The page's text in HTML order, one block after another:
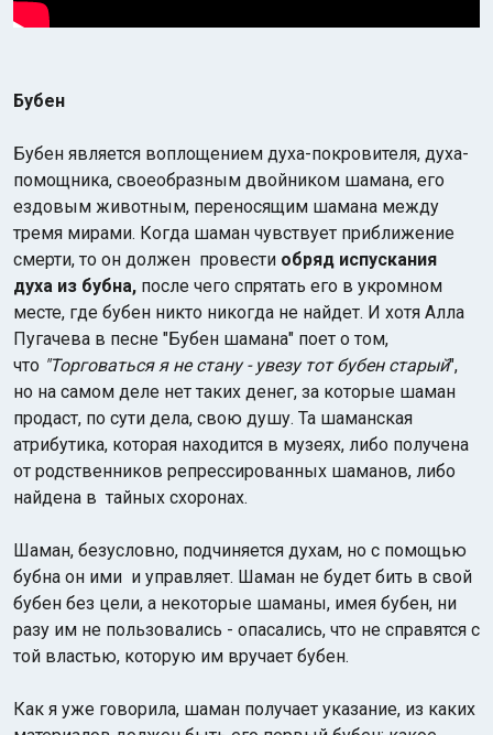
Бубен
Бубен является воплощением духа-покровителя, духа-
помощника, своеобразным двойником шамана, его
ездовым животным, переносящим шамана между
тремя мирами. Когда шаман чувствует приближение
смерти, то он должен провести обряд испускания
духа из бубна, после чего спрятать его в укромном
месте, где бубен никто никогда не найдет. И хотя Алла
Пугачева в песне "Бубен шамана" поет о том,
что "Торговаться я не стану - увезу тот бубен старый",
но на самом деле нет таких денег, за которые шаман
продаст, по сути дела, свою душу. Та шаманская
атрибутика, которая находится в музеях, либо получена
от родственников репрессированных шаманов, либо
найдена в тайных схоронах.
Шаман, безусловно, подчиняется духам, но с помощью
бубна он ими и управляет. Шаман не будет бить в свой
бубен без цели, а некоторые шаманы, имея бубен, ни
разу им не пользовались - опасались, что не справятся с
той властью, которую им вручает бубен.
Как я уже говорила, шаман получает указание, из каких